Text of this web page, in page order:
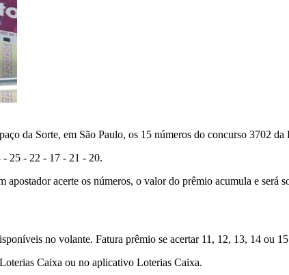
da Sorte, em São Paulo, os 15 números do concurso 3702
- 25 - 22 - 17 - 21 - 20.
acerte os números, o valor do prêmio acumula e será
no volante. Fatura prêmio se acertar 11, 12, 13, 14 ou
Caixa ou no aplicativo Loterias Caixa.